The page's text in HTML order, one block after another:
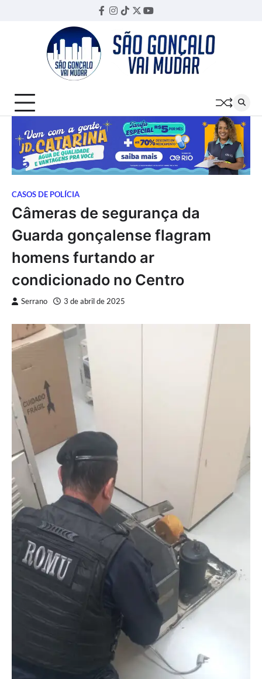
Facebook
Instagram
TikTok
TwitterYouTube
CASOS DE POLÍCIA
Câmeras de segurança da
Guarda gonçalense flagram
homens furtando ar
condicionado no Centro
Serrano 3 de abril de 2025